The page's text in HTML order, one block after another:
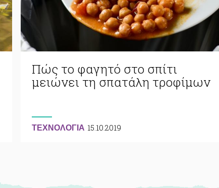
Πώς το φαγητό στο σπίτι
μειώνει τη σπατάλη τροφίμων
ΤΕΧΝΟΛΟΓΙΑ 15.10.2019